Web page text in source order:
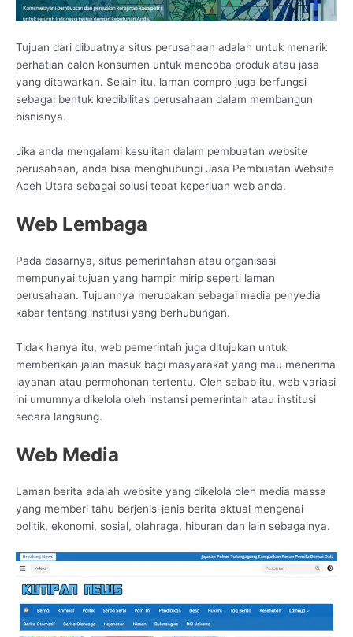
Tujuan dari dibuatnya situs perusahaan adalah untuk menarik
perhatian calon konsumen untuk mencoba produk atau jasa
yang ditawarkan. Selain itu, laman compro juga berfungsi
sebagai bentuk kredibilitas perusahaan dalam membangun
bisnisnya.
Jika anda mengalami kesulitan dalam pembuatan website
perusahaan, anda bisa menghubungi Jasa Pembuatan Website
Aceh Utara sebagai solusi tepat keperluan web anda.
Web Lembaga
Pada dasarnya, situs pemerintahan atau organisasi
mempunyai tujuan yang hampir mirip seperti laman
perusahaan. Tujuannya merupakan sebagai media penyedia
kabar tentang institusi yang berhubungan.
Tidak hanya itu, web pemerintah juga ditujukan untuk
memberikan jalan masuk bagi masyarakat yang mau menerima
layanan atau permohonan tertentu. Oleh sebab itu, web variasi
ini umumnya dikelola oleh instansi pemerintah atau institusi
secara langsung.
Web Media
Laman berita adalah website yang dikelola oleh media massa
yang memberi tahu berjenis-jenis berita aktual mengenai
politik, ekonomi, sosial, olahraga, hiburan dan lain sebagainya.